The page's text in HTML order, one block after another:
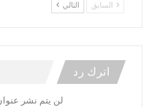
السابق التالي
اترك رد
لن يتم نشر